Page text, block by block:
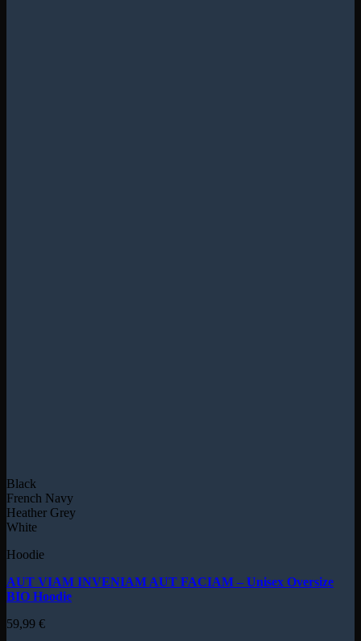
Black
French Navy
Heather Grey
White
Hoodie
AUT VIAM INVENIAM AUT FACIAM – Unisex Oversize
BIO Hoodie
59,99 €